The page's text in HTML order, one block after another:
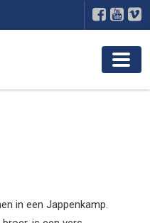
in een Jappenkamp.